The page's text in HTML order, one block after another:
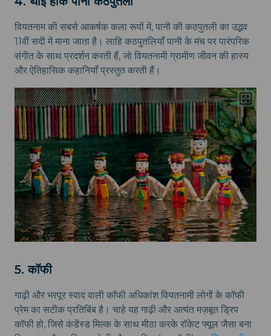
वियतनाम की सबसे आकर्षक कला रूपों में, पानी की कठपुतली का उद्भव
11वीं सदी में माना जाता है। लाहि कठपुतलियाँ पानी के मंच पर पारंपरिक
संगीत के साथ प्रदर्शन करती हैं, जो वियतनामी ग्रामीण जीवन की हास्य
और ऐतिहासिक कहानियाँ प्रस्तुत करती हैं।
5. कॉफी
गाढ़ी और भरपूर स्वाद वाली कॉफी अधिकांश वियतनामी लोगों के कॉफी
प्रेम का सटीक प्रतिबिंब है। चाहे यह गाढ़ी और अत्यंत मज़बूत ड्रिप
कॉफी हो, जिसे कंडेंस्ड मिल्क के साथ मीठा करके रॉकेट फ्यूल जैसा बना